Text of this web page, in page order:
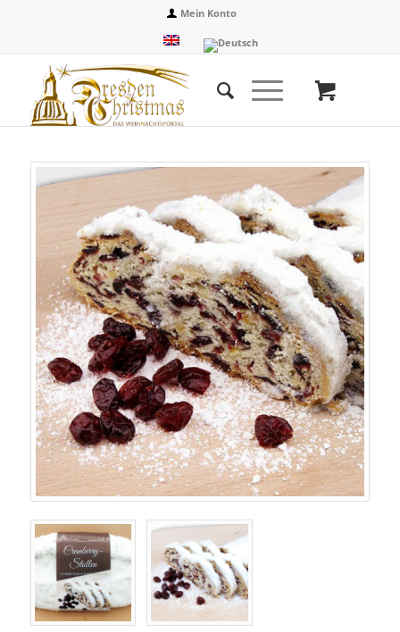
Mein Konto